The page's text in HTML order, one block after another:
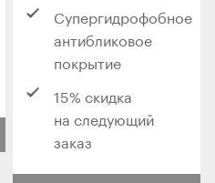
Супергидрофобное
антибликовое
покрытие
15% скидка
на следующий
заказ